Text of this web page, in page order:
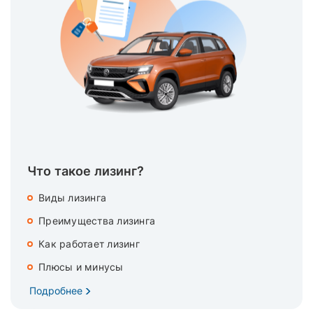
Что такое лизинг?
Виды лизинга
Преимущества лизинга
Как работает лизинг
Плюсы и минусы
Подробнее